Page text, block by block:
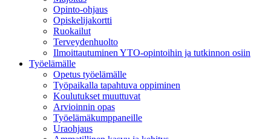
Opinto-ohjaus
Opiskelijakortti
Ruokailut
Terveydenhuolto
Ilmoittautuminen YTO-opintoihin ja tutkinnon osiin
Työelämälle
Opetus työelämälle
Työpaikalla tapahtuva oppiminen
Koulutukset muuttuvat
Arvioinnin opas
Työelämäkumppaneille
Uraohjaus